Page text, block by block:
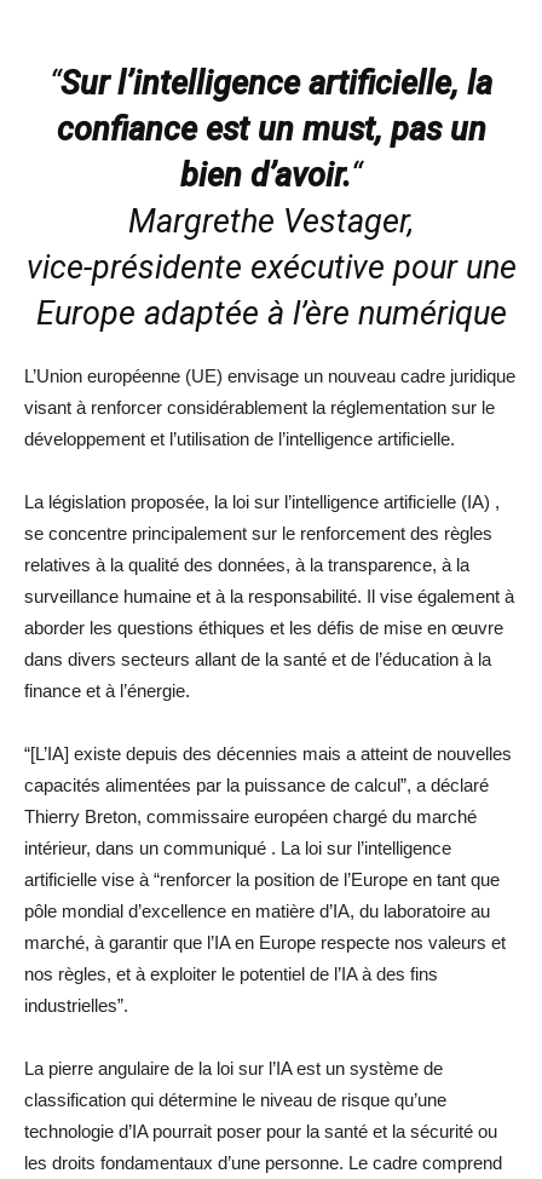
“Sur l’intelligence artificielle, la
confiance est un must, pas un
bien d’avoir.“
Margrethe Vestager,
vice-présidente exécutive pour une
Europe adaptée à l’ère numérique
L’Union européenne (UE) envisage un nouveau cadre juridique
visant à renforcer considérablement la réglementation sur le
développement et l’utilisation de l’intelligence artificielle.
La législation proposée, la loi sur l’intelligence artificielle (IA) ,
se concentre principalement sur le renforcement des règles
relatives à la qualité des données, à la transparence, à la
surveillance humaine et à la responsabilité. Il vise également à
aborder les questions éthiques et les défis de mise en œuvre
dans divers secteurs allant de la santé et de l’éducation à la
finance et à l’énergie.
“[L’IA] existe depuis des décennies mais a atteint de nouvelles
capacités alimentées par la puissance de calcul”, a déclaré
Thierry Breton, commissaire européen chargé du marché
intérieur, dans un communiqué . La loi sur l’intelligence
artificielle vise à “renforcer la position de l’Europe en tant que
pôle mondial d’excellence en matière d’IA, du laboratoire au
marché, à garantir que l’IA en Europe respecte nos valeurs et
nos règles, et à exploiter le potentiel de l’IA à des fins
industrielles”.
La pierre angulaire de la loi sur l’IA est un système de
classification qui détermine le niveau de risque qu’une
technologie d’IA pourrait poser pour la santé et la sécurité ou
les droits fondamentaux d’une personne. Le cadre comprend